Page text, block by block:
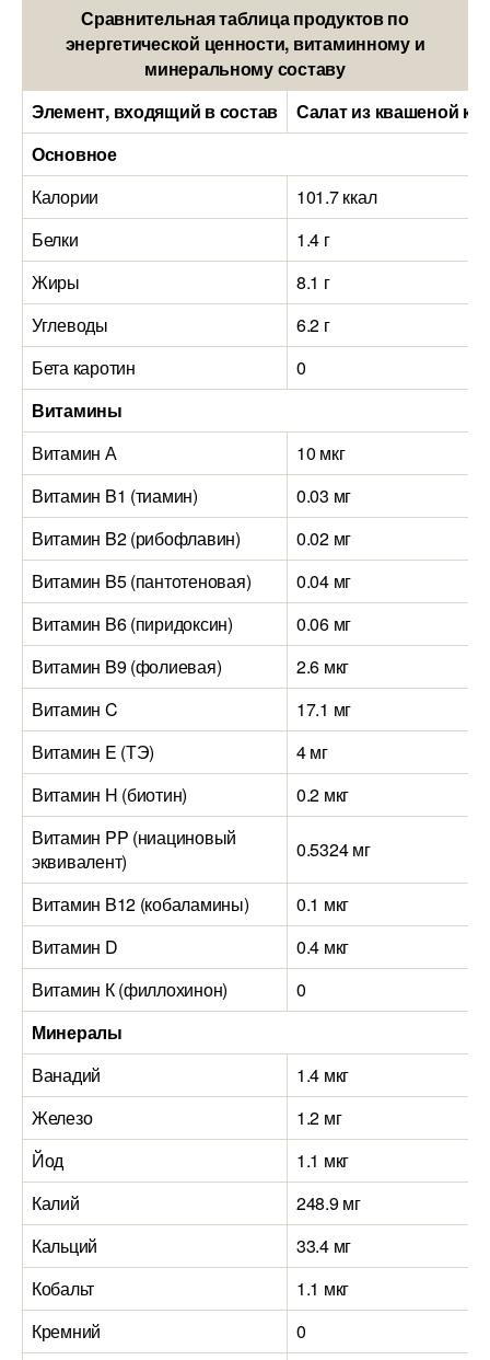
Сравнительная таблица продуктов по
энергетической ценности, витаминному и
минеральному составу
Элемент, входящий в состав
Салат из квашеной
Основное
Калории
101.7 ккал
Белки
1.4 г
Жиры
8.1 г
Углеводы
6.2 г
Бета каротин
0
Витамины
Витамин А
10 мкг
Витамин B1 (тиамин)
0.03 мг
Витамин B2 (рибофлавин)
0.02 мг
Витамин B5 (пантотеновая)
0.04 мг
Витамин B6 (пиридоксин)
0.06 мг
Витамин B9 (фолиевая)
2.6 мкг
Витамин C
17.1 мг
Витамин E (ТЭ)
4 мг
Витамин H (биотин)
0.2 мкг
Витамин PP (ниациновый
эквивалент)
0.5324 мг
Витамин B12 (кобаламины)
0.1 мкг
Витамин D
0.4 мкг
Витамин К (филлохинон)
0
Минералы
Ванадий
1.4 мкг
Железо
1.2 мг
Йод
1.1 мкг
Калий
248.9 мг
Кальций
33.4 мг
Кобальт
1.1 мкг
Кремний
0